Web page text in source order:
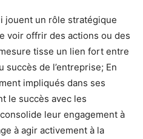
jouent un rôle stratégique
voir offrir des actions ou des
tisse un lien fort entre
succès de l’entreprise; En
impliqués dans ses
le succès avec les
leur engagement à
à agir activement à la